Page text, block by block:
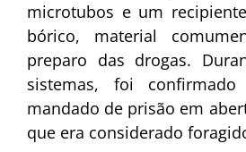
microtubos e um
bórico, material
preparo das drogas.
sistemas, foi
mandado de prisão em
que era considerado